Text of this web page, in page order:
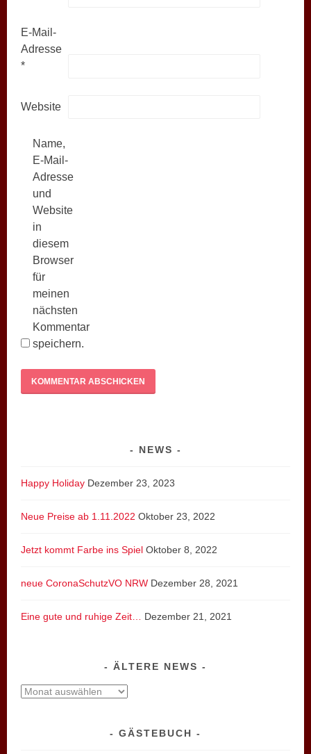
E-Mail-
Adresse
*
Website
Name,
E-Mail-
Adresse
und
Website
in
diesem
Browser
für
meinen
nächsten
Kommentar
speichern.
NEWS
Happy Holiday Dezember 23, 2023
Neue Preise ab 1.11.2022 Oktober 23, 2022
Jetzt kommt Farbe ins Spiel Oktober 8, 2022
neue CoronaSchutzVO NRW Dezember 28, 2021
Eine gute und ruhige Zeit… Dezember 21, 2021
ÄLTERE NEWS
ältere
GÄSTEBUCH